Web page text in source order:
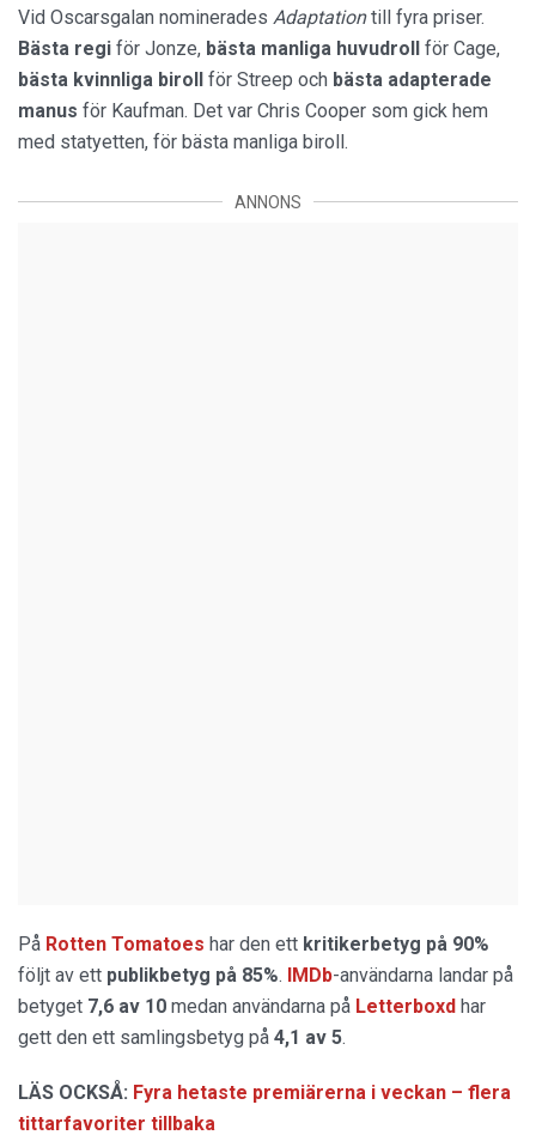
Vid Oscarsgalan nominerades Adaptationtill fyra priser.
Bästa regi för Jonze, bästa manliga huvudroll för Cage,
bästa kvinnliga biroll för Streep och bästa adapterade
manus för Kaufman. Det var Chris Cooper som gick hem
med statyetten, för bästa manliga biroll.
ANNONS
På Rotten Tomatoes har den ett kritikerbetyg på 90%
följt av ett publikbetyg på 85%. IMDb-användarna landar på
betyget 7,6 av 10 medan användarna på Letterboxd har
gett den ett samlingsbetyg på 4,1 av 5.
LÄS OCKSÅ: Fyra hetaste premiärerna i veckan – flera
tittarfavoriter tillbaka